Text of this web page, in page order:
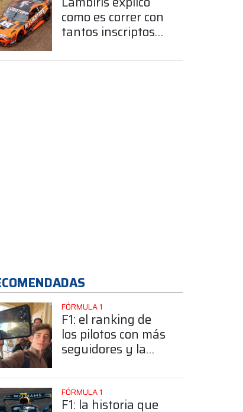
funcionamiento"
como es correr con
tantos inscriptos
FÓRMULA 1
F1: el ranking de
los pilotos con más
seguidores y la
posición de
Colapinto
FÓRMULA 1
F1: la historia que